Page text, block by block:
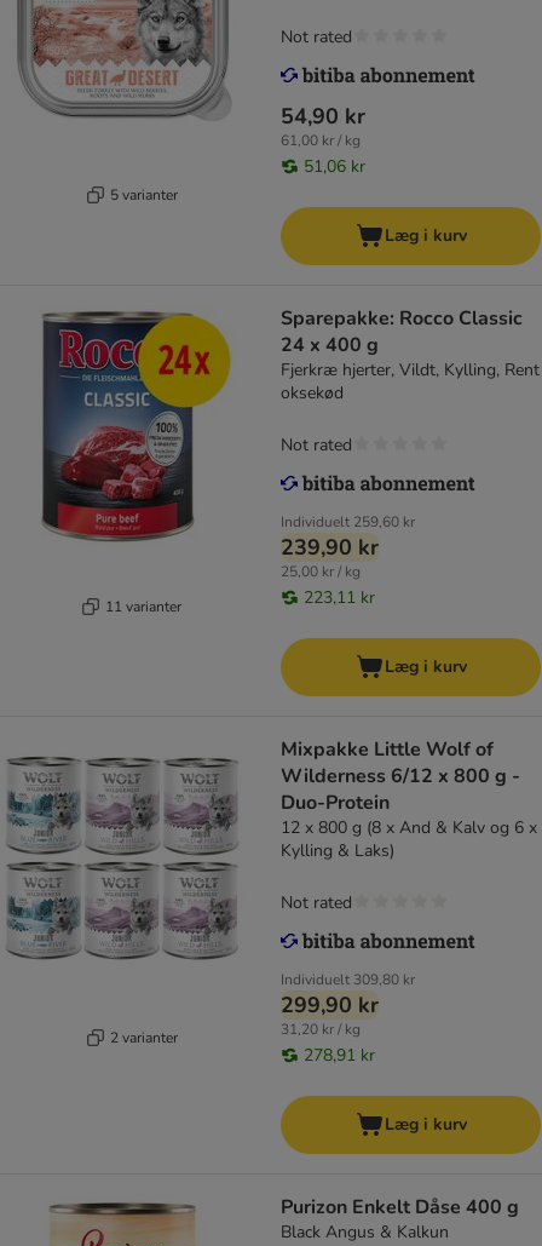
5 varianter
54,90 kr
61,00 kr / kg
51,06 kr
Not rated
Læg i kurv
11 varianter
Sparepakke: Rocco Classic
24 x 400 g
Fjerkræ hjerter, Vildt, Kylling, Rent
oksekød
Individuelt 259,60 kr
239,90 kr
25,00 kr / kg
223,11 kr
Not rated
Læg i kurv
2 varianter
Mixpakke Little Wolf of
Wilderness 6/12 x 800 g -
Duo-Protein
12 x 800 g (8 x And & Kalv og 6 x
Kylling & Laks)
Individuelt 309,80 kr
299,90 kr
31,20 kr / kg
278,91 kr
Not rated
Læg i kurv
Purizon Enkelt Dåse 400 g
Black Angus & Kalkun